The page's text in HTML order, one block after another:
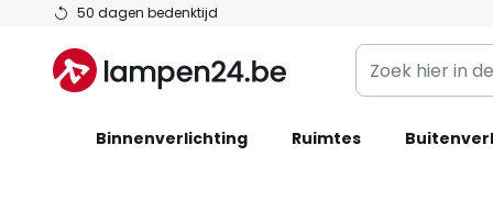
50 dagen bedenktijd
Ga
de
inhoud
Zoek
hier
de
Binnenverlichting Ruimtes